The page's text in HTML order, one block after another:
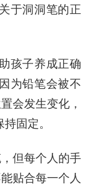
于洞洞笔的正
孩子养成正确
为铅笔会被不
会发生变化，
固定。
但每个人的手
贴合每一个人